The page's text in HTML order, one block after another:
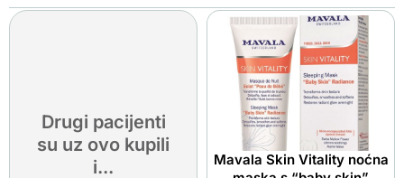
Drugi pacijenti
su uz ovo kupili
i...
Mavala Skin Vitality noćna